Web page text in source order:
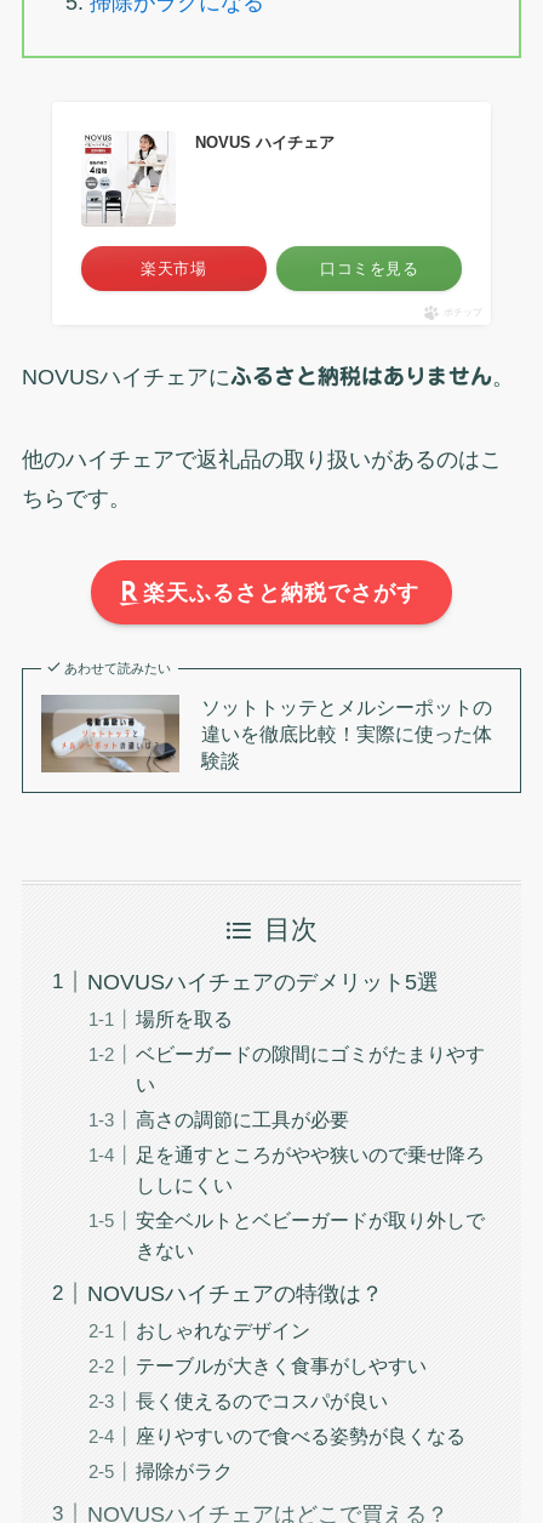
NOVUS ハイチェア
楽天市場 口コミを見る
ポチップ
NOVUSハイチェアにふるさと納税はありません。
他のハイチェアで返礼品の取り扱いがあるのはこ
ちらです。
楽天ふるさと納税でさがす
あわせて読みたい
ソットトッテとメルシーポットの
違いを徹底比較！実際に使った体
験談
目次
NOVUSハイチェアのデメリット5選
場所を取る
ベビーガードの隙間にゴミがたまりやす
い
高さの調節に工具が必要
足を通すところがやや狭いので乗せ降ろ
ししにくい
安全ベルトとベビーガードが取り外しで
きない
NOVUSハイチェアの特徴は？
おしゃれなデザイン
テーブルが大きく食事がしやすい
長く使えるのでコスパが良い
座りやすいので食べる姿勢が良くなる
掃除がラク
NOVUSハイチェアはどこで買える？